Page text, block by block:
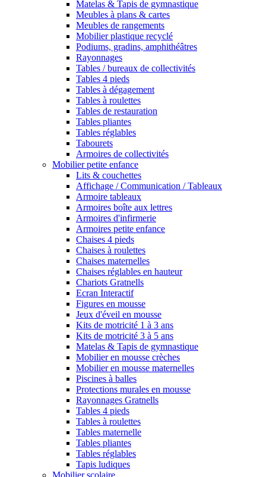
Matelas & Tapis de gymnastique
Meubles à plans & cartes
Meubles de rangements
Mobilier plastique recyclé
Podiums, gradins, amphithéâtres
Rayonnages
Tables / bureaux de collectivités
Tables 4 pieds
Tables à dégagement
Tables à roulettes
Tables de restauration
Tables pliantes
Tables réglables
Tabourets
Armoires de collectivités
Mobilier petite enfance
Lits & couchettes
Affichage / Communication / Tableaux
Armoire tableaux
Armoires boîte aux lettres
Armoires d'infirmerie
Armoires petite enfance
Chaises 4 pieds
Chaises à roulettes
Chaises maternelles
Chaises réglables en hauteur
Chariots Gratnells
Ecran Interactif
Figures en mousse
Jeux d'éveil en mousse
Kits de motricité 1 à 3 ans
Kits de motricité 3 à 5 ans
Matelas & Tapis de gymnastique
Mobilier en mousse crèches
Mobilier en mousse maternelles
Piscines à balles
Protections murales en mousse
Rayonnages Gratnells
Tables 4 pieds
Tables à roulettes
Tables maternelle
Tables pliantes
Tables réglables
Tapis ludiques
Mobilier scolaire